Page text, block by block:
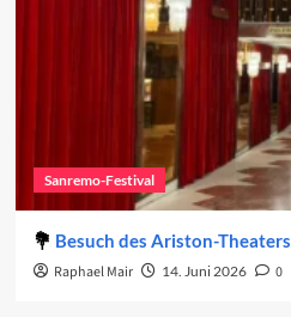
Sanremo-Festival
Besuch des Ariston-Theaters
Raphael Mair 14. Juni 2026 0